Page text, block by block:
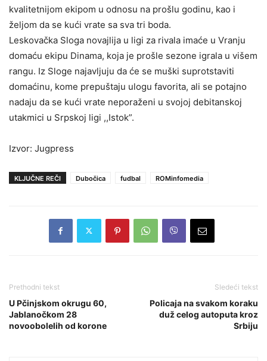
kvalitetnijom ekipom u odnosu na prošlu godinu, kao i
željom da se kući vrate sa sva tri boda.
Leskovačka Sloga novajlija u ligi za rivala imaće u Vranju
domaću ekipu Dinama, koja je prošle sezone igrala u višem
rangu. Iz Sloge najavljuju da će se muški suprotstaviti
domaćinu, kome prepuštaju ulogu favorita, ali se potajno
nadaju da se kući vrate neporaženi u svojoj debitanskoj
utakmici u Srpskoj ligi ,,Istok”.
Izvor: Jugpress
KLJUČNE REČI Dubočica fudbal ROMinfomedia
Prethodni tekst
U Pčinjskom okrugu 60,
Jablanočkom 28
novoobolelih od korone
Sledeći tekst
Policaja na svakom koraku
duž celog autoputa kroz
Srbiju